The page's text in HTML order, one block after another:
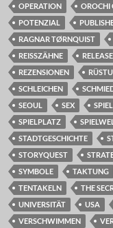
OPERATION
OROCHI
POTENZIAL
RAGNAR TØRNQUIST
REISSZÄHNE
RELEASE
REZENSIONEN
SCHLEICHEN
SEOUL
SEX
SPIELPLATZ
STADTGESCHICHTE
STORYQUEST
SYMBOLE
TAKTUNG
TENTAKELN
THE
UNIVERSITÄT
USA
VERSCHWIMMEN